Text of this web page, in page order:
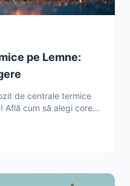
pe Lemne:
de centrale termice
Află cum să alegi corect